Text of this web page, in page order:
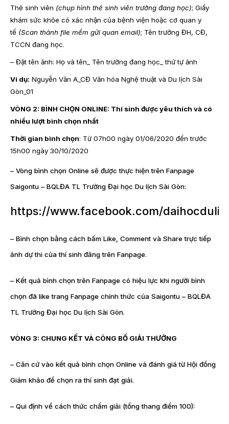
Thẻ sinh viên (chụp hình thẻ sinh viên trường đang học); Giấy
khám sức khỏe có xác nhận của bệnh viện hoặc cơ quan y
tế (Scan thành file mềm gửi quan email); Tên trường ĐH, CĐ,
TCCN đang học.
– Đặt tên ảnh: Họ và tên_ Tên trường đang học_ thứ tự ảnh
Ví dụ: Nguyễn Văn A_CĐ Văn hóa Nghệ thuật và Du lịch Sài
Gòn_01
VÒNG 2: BÌNH CHỌN ONLINE: Thí sinh được yêu thích và có
nhiều lượt bình chọn nhất
Thời gian bình chọn: Từ 07h00 ngày 01/06/2020 đến trước
15h00 ngày 30/10/2020
– Vòng bình chọn Online sẽ được thực hiện trên Fanpage
Saigontu – BQLĐA TL Trường Đại học Du lịch Sài Gòn:
https://www.facebook.com/
– Bình chọn bằng cách bấm Like, Comment và Share trực tiếp
ảnh dự thi của thí sinh đăng trên Fanpage.
– Kết quả bình chọn trên Fanpage có hiệu lực khi người bình
chọn đã like trang Fanpage chính thức của Saigontu – BQLĐA
TL Trường Đại học Du lịch Sài Gòn.
VÒNG 3: CHUNG KẾT VÀ CÔNG BỐ GIẢI THƯỞNG
– Căn cứ vào kết quả bình chọn Online và đánh giá từ Hội đồng
Giám khảo để chọn ra thí sinh đạt giải.
– Qui định về cách thức chấm giải (tổng thang điểm 100):